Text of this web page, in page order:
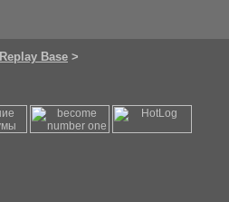
Replay Base >